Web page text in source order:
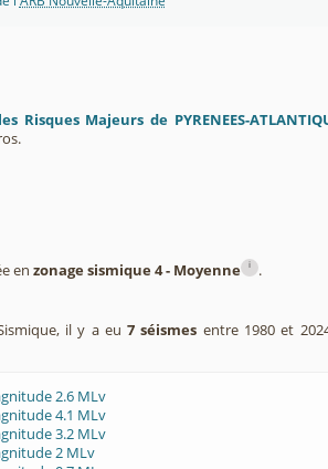
Majeurs de PYRENEES-
en zonage sismique 4 - Moyenne i .
il y a eu7 séismes entre 1980 et
2.6 MLv
4.1 MLv
3.2 MLv
2 MLv